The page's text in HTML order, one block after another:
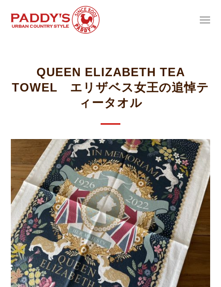
QUEEN ELIZABETH TEA
TOWEL エリザベス女王の追悼テ
ィータオル